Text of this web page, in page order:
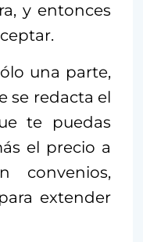
y entonces
una parte,
se redacta el
te puedas
el precio a
convenios,
extender